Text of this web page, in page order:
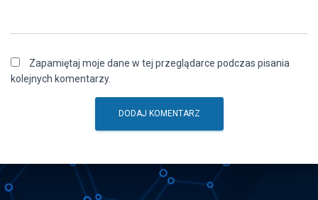
Zapamiętaj moje dane w tej przeglądarce podczas pisania
kolejnych komentarzy.